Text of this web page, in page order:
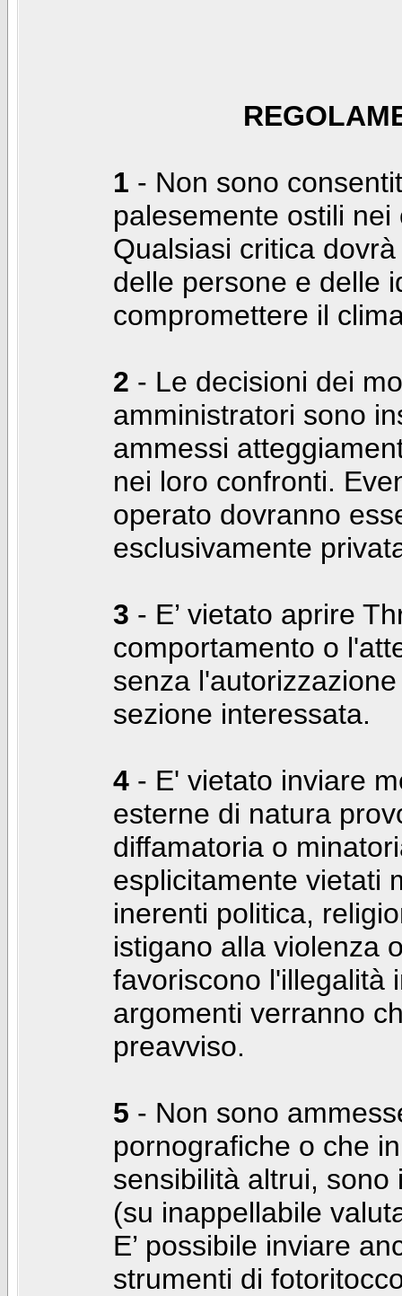
1 - Non sono
palesemente ostili
Qualsiasi critica
delle persone e delle
compromettere il
2 - Le decisioni dei
amministratori sono
ammessi
nei loro confronti.
operato dovranno
esclusivamente
3 - E’ vietato aprire
comportamento o
senza
sezione interessata.
4 - E' vietato inviare
esterne di natura
diffamatoria o
esplicitamente vietati
inerenti politica,
istigano alla violenza
favoriscono l'illegalità
argomenti verranno
preavviso.
5 - Non sono
pornografiche o che
sensibilità altrui,
(su inappellabile
E’ possibile inviare
strumenti di